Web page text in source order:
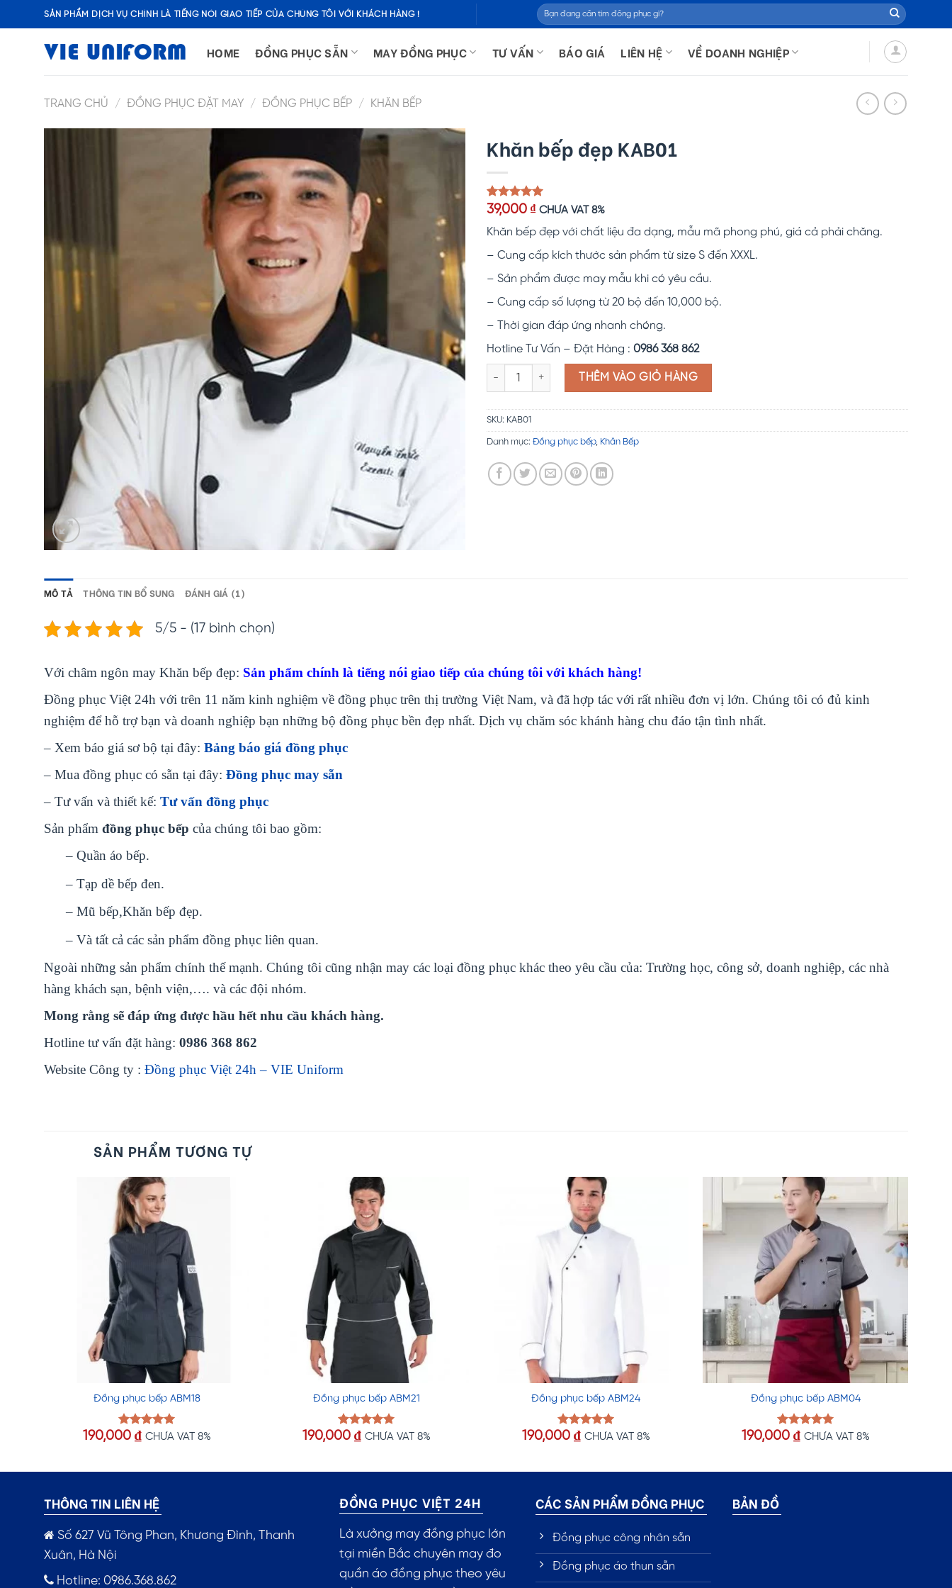
to
SẢN PHẨM DỊCH VỤ CHÍNH LÀ TIẾNG NÓI GIAO TIẾP CỦA CHÚNG TÔI VỚI KHÁCH HÀNG !
Tìm
kiếm:
HOME ĐỒNG PHỤC SẴN MAY ĐỒNG PHỤC TƯ VẤN BÁO GIÁ LIÊN HỆ VỀ DOANH NGHIỆP
TRANG CHỦ / ĐỒNG PHỤC ĐẶT MAY / ĐỒNG PHỤC BẾP / KHĂN BẾP
Khăn bếp đẹp KAB01
5.00trên 5
dựa trên
1
đánh giá
39,000 ₫ CHƯA VAT 8%
Khăn bếp đẹp với chất liệu đa dạng, mẫu mã phong phú, giá cả phải chăng.
– Cung cấp kích thước sản phẩm từ size S đến XXXL.
– Sản phẩm được may mẫu khi có yêu cầu.
– Cung cấp số lượng từ 20 bộ đến 10,000 bộ.
– Thời gian đáp ứng nhanh chóng.
Hotline Tư Vấn – Đặt Hàng : 0986 368 862
Khăn bếp đẹp KAB01 số lượng
THÊM VÀO GIỎ HÀNG
SKU: KAB01
Danh mục: Đồng phục bếp, Khăn Bếp
MÔ TẢ THÔNG TIN BỔ SUNG ĐÁNH GIÁ (1)
5/5 - (17 bình chọn)
Với châm ngôn may Khăn bếp đẹp: Sản phẩm chính là tiếng nói giao tiếp của chúng tôi với khách hàng!
Đồng phục Việt 24h với trên 11 năm kinh nghiệm về đồng phục trên thị trường Việt Nam, và đã hợp tác với rất nhiều đơn vị lớn. Chúng tôi có đủ kinh
nghiệm để hỗ trợ bạn và doanh nghiệp bạn những bộ đồng phục bền đẹp nhất. Dịch vụ chăm sóc khánh hàng chu đáo tận tình nhất.
– Xem báo giá sơ bộ tại đây: Bảng báo giá đồng phục
– Mua đồng phục có sẵn tại đây: Đồng phục may sẵn
– Tư vấn và thiết kế: Tư vấn đồng phục
Sản phẩm đồng phục bếp của chúng tôi bao gồm:
– Quần áo bếp.
– Tạp dề bếp đen.
– Mũ bếp,Khăn bếp đẹp.
– Và tất cả các sản phẩm đồng phục liên quan.
Ngoài những sản phẩm chính thế mạnh. Chúng tôi cũng nhận may các loại đồng phục khác theo yêu cầu của: Trường học, công sở, doanh nghiệp, các nhà
hàng khách sạn, bệnh viện,…. và các đội nhóm.
Mong rằng sẽ đáp ứng được hầu hết nhu cầu khách hàng.
Hotline tư vấn đặt hàng: 0986 368 862
Website Công ty : Đồng phục Việt 24h – VIE Uniform
SẢN PHẨM TƯƠNG TỰ
Đồng phục bếp ABM18
Được xếp
190,000 ₫ CHƯA VAT 8%
Đồng phục bếp ABM21
Được xếp
190,000 ₫ CHƯA VAT 8%
Đồng phục bếp ABM24
Được xếp
190,000 ₫ CHƯA VAT 8%
Đồng phục bếp ABM04
Được xếp
190,000 ₫ CHƯA VAT 8%
THÔNG TIN LIÊN HỆ
Số 627 Vũ Tông Phan, Khương Đình, Thanh
Xuân, Hà Nội
Hotline: 0986.368.862
ĐỒNG PHỤC VIỆT 24H
Là xưởng may đồng phục lớn
tại miền Bắc chuyên may đo
quần áo đồng phục theo yêu
CÁC SẢN PHẨM ĐỒNG PHỤC
Đồng phục công nhân sẵn
Đồng phục áo thun sẵn
BẢN ĐỒ